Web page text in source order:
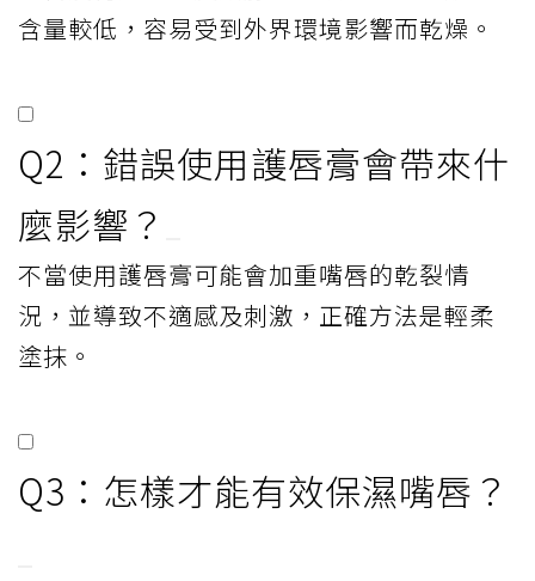
含量較低，容易受到外界環境影響而乾燥。
Q2：錯誤使用護唇膏會帶來什
麼影響？
不當使用護唇膏可能會加重嘴唇的乾裂情
況，並導致不適感及刺激，正確方法是輕柔
塗抹。
Q3：怎樣才能有效保濕嘴唇？